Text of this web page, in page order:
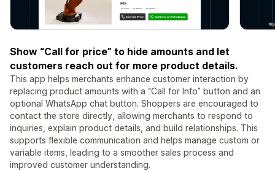
Show “Call for price” to hide amounts and let
customers reach out for more product details.
This app helps merchants enhance customer interaction by
replacing product amounts with a “Call for Info” button and an
optional WhatsApp chat button. Shoppers are encouraged to
contact the store directly, allowing merchants to respond to
inquiries, explain product details, and build relationships. This
supports flexible communication and helps manage custom or
variable items, leading to a smoother sales process and
improved customer understanding.